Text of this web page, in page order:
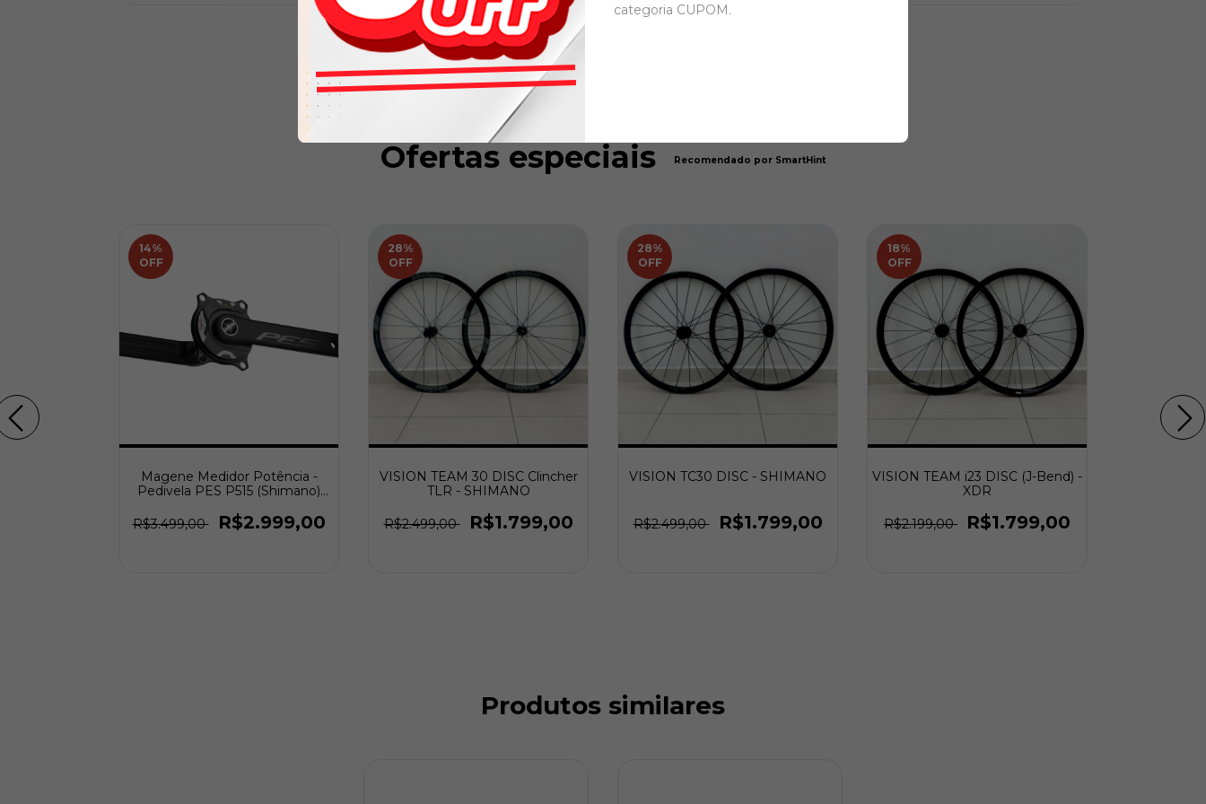
Ofertas especiais Recomendado por SmartHint
14%
OFF
Magene Medidor Potência -
Pedivela PES P515 (Shimano)
R$3.499,00
R$2.999,00
28%
OFF
VISION TEAM 30 DISC Clincher
TLR - SHIMANO
R$2.499,00 R$1.799,00
28%
OFF
VISION TC30 DISC - SHIMANO
R$2.499,00 R$1.799,00
18%
OFF
VISION TEAM i23 DISC (J-Bend) -
XDR
R$2.199,00 R$1.799,00
Produtos similares
categoria CUPOM.